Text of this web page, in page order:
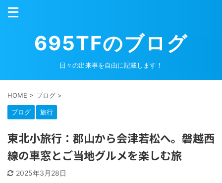
695TFのブログ
日々の出来事を自由に記載します！
HOME > ブログ >
ブログ 旅行
東北小旅行：郡山から会津若松へ。磐越西
線の車窓とご当地グルメを楽しむ旅
2025年3月28日